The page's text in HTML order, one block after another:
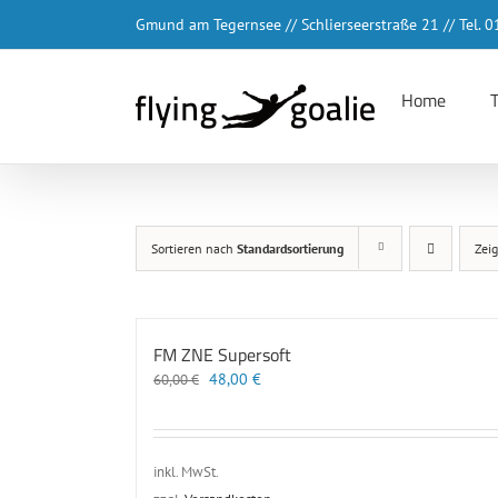
springen
Gmund am Tegernsee // Schlierseerstraße 21 // Tel.
Home
Sortieren nach Standardsortierung
FM ZNE Supersoft
60,00€ Ursprünglicher
60,00 €
48,00 €Aktueller
48,00 €.
inkl. MwSt.